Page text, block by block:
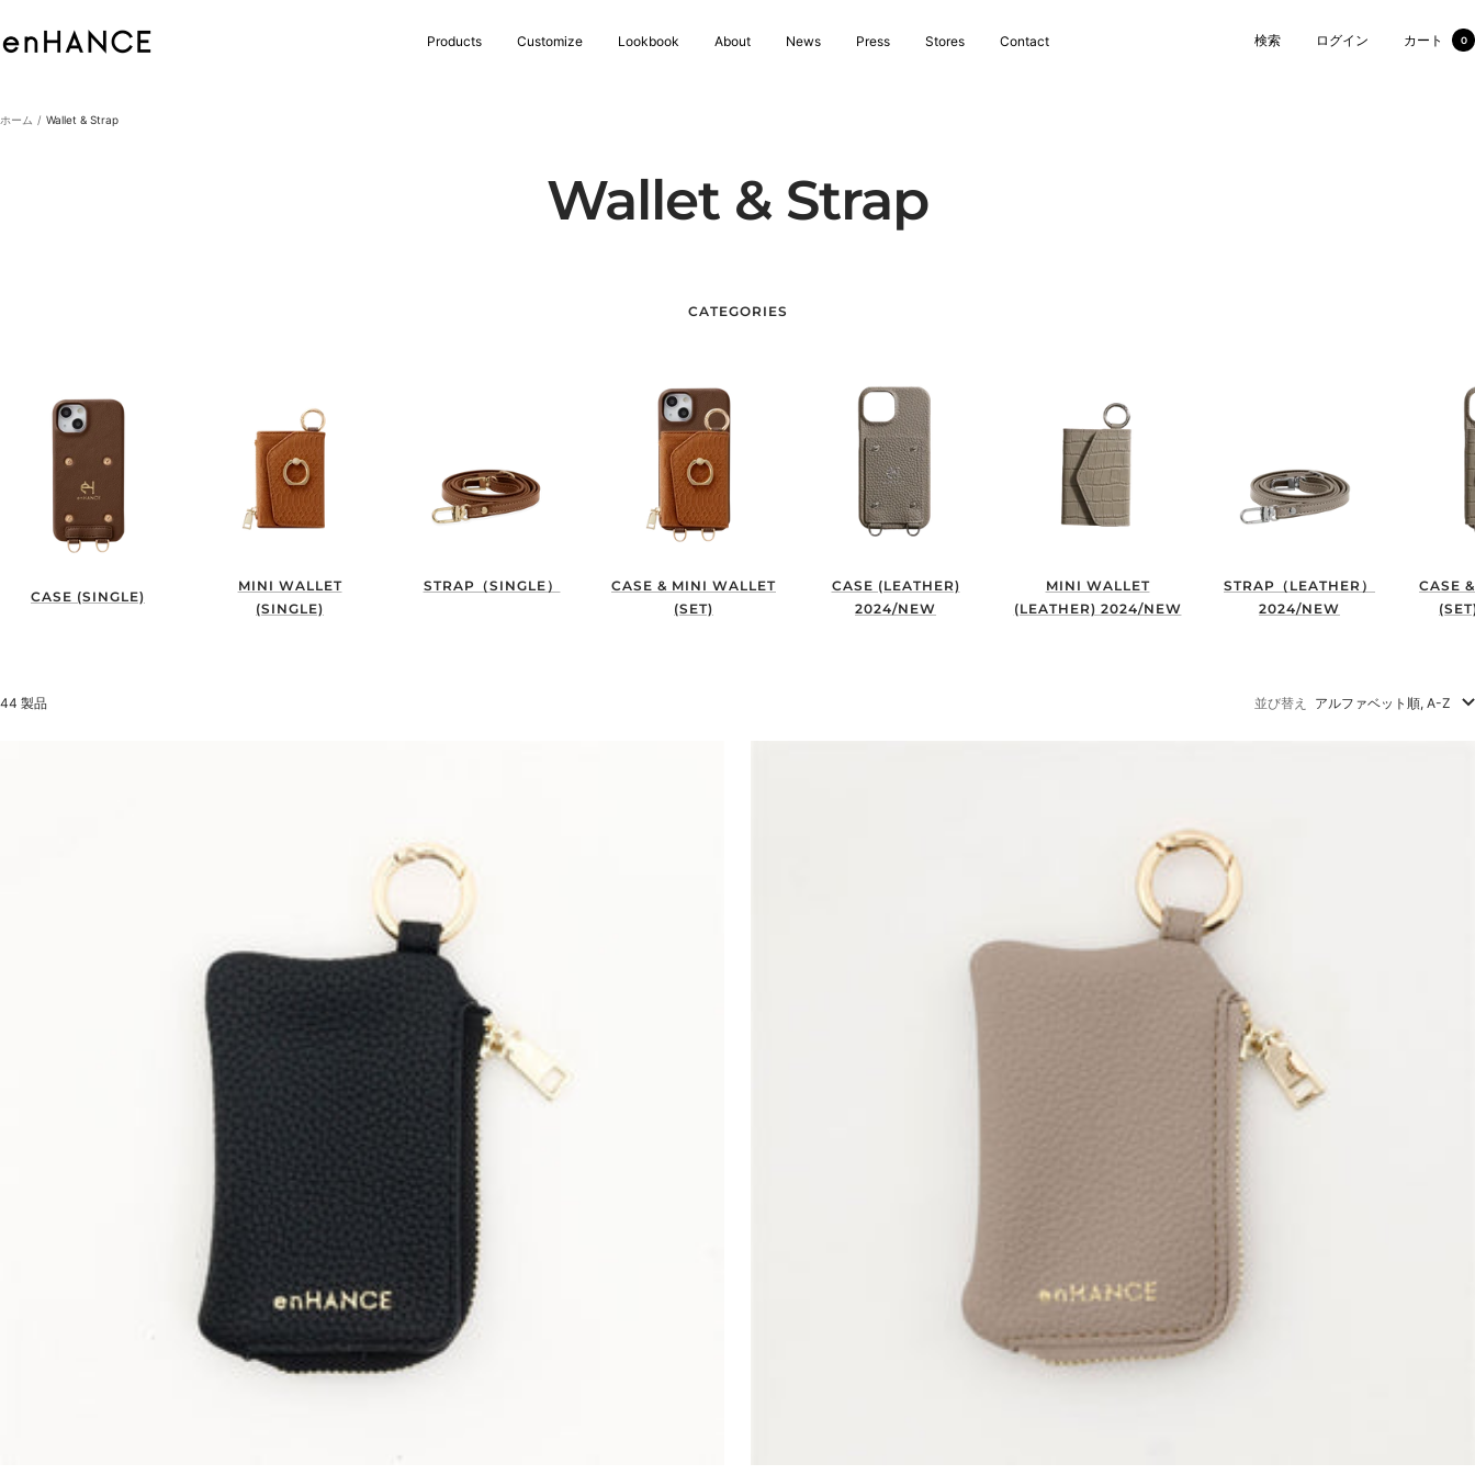
テ
へ
Products Customize Lookbook About News Press Stores Contact
enHANCE 検索 ログイン カート 0
ホーム Wallet & Strap
Wallet & Strap
CATEGORIES
CASE (SINGLE)
MINI WALLET
(SINGLE)
STRAP（SINGLE）
CASE & MINI WALLET
(SET)
CASE (LEATHER)
2024/NEW
MINI WALLET
(LEATHER) 2024/NEW
STRAP（LEATHER）
2024/NEW
CASE
44 製品 並び替え アルファベット順, A-Z